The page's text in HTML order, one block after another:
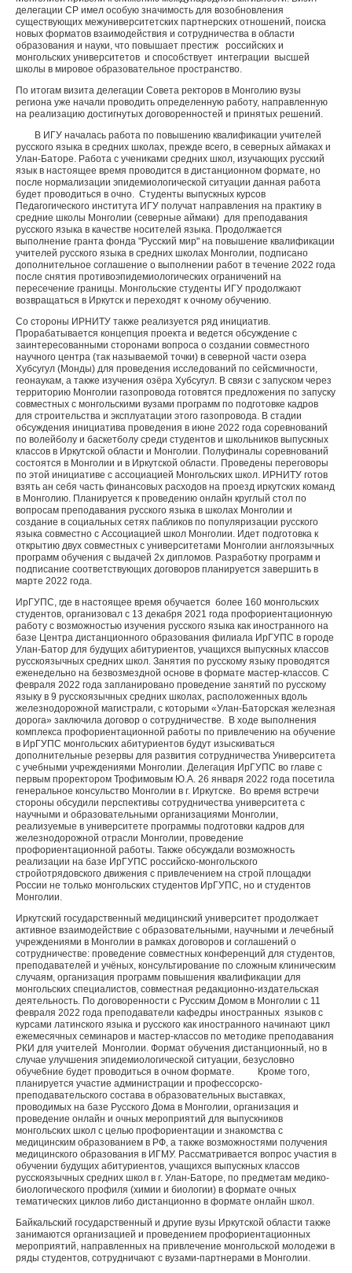
делегации СР имел особую значимость для возобновления
существующих межуниверситетских партнерских отношений, поиска
новых форматов взаимодействия и сотрудничества в области
образования и науки, что повышает престиж российских и
монгольских университетов и способствует интеграции высшей
школы в мировое образовательное пространство.
По итогам визита делегации Совета ректоров в Монголию вузы
региона уже начали проводить определенную работу, направленную
на реализацию достигнутых договоренностей и принятых решений.
В ИГУ началась работа по повышению квалификации учителей
русского языка в средних школах, прежде всего, в северных аймаках и
Улан-Баторе. Работа с учениками средних школ, изучающих русский
язык в настоящее время проводится в дистанционном формате, но
после нормализации эпидемиологической ситуации данная работа
будет проводиться в очно. Студенты выпускных курсов
Педагогического института ИГУ получат направления на практику в
средние школы Монголии (северные аймаки) для преподавания
русского языка в качестве носителей языка. Продолжается
выполнение гранта фонда "Русский мир" на повышение квалификации
учителей русского языка в средних школах Монголии, подписано
дополнительное соглашение о выполнении работ в течение 2022 года
после снятия противоэпидемиологических ограничений на
пересечение границы. Монгольские студенты ИГУ продолжают
возвращаться в Иркутск и переходят к очному обучению.
Со стороны ИРНИТУ также реализуется ряд инициатив.
Прорабатывается концепция проекта и ведется обсуждение с
заинтересованными сторонами вопроса о создании совместного
научного центра (так называемой точки) в северной части озера
Хубсугул (Монды) для проведения исследований по сейсмичности,
геонаукам, а также изучения озёра Хубсугул. В связи с запуском через
территорию Монголии газопровода готовятся предложения по запуску
совместных с монгольскими вузами программ по подготовке кадров
для строительства и эксплуатации этого газопровода. В стадии
обсуждения инициатива проведения в июне 2022 года соревнований
по волейболу и баскетболу среди студентов и школьников выпускных
классов в Иркутской области и Монголии. Полуфиналы соревнований
состоятся в Монголии и в Иркутской области. Проведены переговоры
по этой инициативе с ассоциацией Монгольских школ. ИРНИТУ готов
взять ан себя часть финансовых расходов на проезд иркутских команд
в Монголию. Планируется к проведению онлайн круглый стол по
вопросам преподавания русского языка в школах Монголии и
создание в социальных сетях пабликов по популяризации русского
языка совместно с Ассоциацией школ Монголии. Идет подготовка к
открытию двух совместных с университетами Монголии англоязычных
программ обучения с выдачей 2х дипломов. Разработку программ и
подписание соответствующих договоров планируется завершить в
марте 2022 года.
ИрГУПС, где в настоящее время обучается более 160 монгольских
студентов, организовал с 13 декабря 2021 года профориентационную
работу с возможностью изучения русского языка как иностранного на
базе Центра дистанционного образования филиала ИрГУПС в городе
Улан-Батор для будущих абитуриентов, учащихся выпускных классов
русскоязычных средних школ. Занятия по русскому языку проводятся
еженедельно на безвозмездной основе в формате мастер-классов. С
февраля 2022 года запланировано проведение занятий по русскому
языку в 9 русскоязычных средних школах, расположенных вдоль
железнодорожной магистрали, с которыми «Улан-Баторская железная
дорога» заключила договор о сотрудничестве. В ходе выполнения
комплекса профориентационной работы по привлечению на обучение
в ИрГУПС монгольских абитуриентов будут изыскиваться
дополнительные резервы для развития сотрудничества Университета
с учебными учреждениями Монголии. Делегация ИрГУПС во главе с
первым проректором Трофимовым Ю.А. 26 января 2022 года посетила
генеральное консульство Монголии в г. Иркутске. Во время встречи
стороны обсудили перспективы сотрудничества университета с
научными и образовательными организациями Монголии,
реализуемые в университете программы подготовки кадров для
железнодорожной отрасли Монголии, проведение
профориентационной работы. Также обсуждали возможность
реализации на базе ИрГУПС российско-монгольского
стройотрядовского движения с привлечением на строй площадки
России не только монгольских студентов ИрГУПС, но и студентов
Монголии.
Иркутский государственный медицинский университет продолжает
активное взаимодействие с образовательными, научными и лечебный
учреждениями в Монголии в рамках договоров и соглашений о
сотрудничестве: проведение совместных конференций для студентов,
преподавателей и учёных, консультирование по сложным клиническим
случаям, организация программ повышения квалификации для
монгольских специалистов, совместная редакционно-издательская
деятельность. По договоренности с Русским Домом в Монголии с 11
февраля 2022 года преподаватели кафедры иностранных языков с
курсами латинского языка и русского как иностранного начинают цикл
ежемесячных семинаров и мастер-классов по методике преподавания
РКИ для учителей Монголии. Формат обучения дистанционный, но в
случае улучшения эпидемиологической ситуации, безусловно
обуче6ние будет проводиться в очном формате. Кроме того,
планируется участие администрации и профессорско-
преподавательского состава в образовательных выставках,
проводимых на базе Русского Дома в Монголии, организация и
проведение онлайн и очных мероприятий для выпускников
монгольских школ с целью профориентации и знакомства с
медицинским образованием в РФ, а также возможностями получения
медицинского образования в ИГМУ. Рассматривается вопрос участия в
обучении будущих абитуриентов, учащихся выпускных классов
русскоязычных средних школ в г. Улан-Баторе, по предметам медико-
биологического профиля (химии и биологии) в формате очных
тематических циклов либо дистанционно в формате онлайн школ.
Байкальский государственный и другие вузы Иркутской области также
занимаются организацией и проведением профориентационных
мероприятий, направленных на привлечение монгольской молодежи в
ряды студентов, сотрудничают с вузами-партнерами в Монголии.